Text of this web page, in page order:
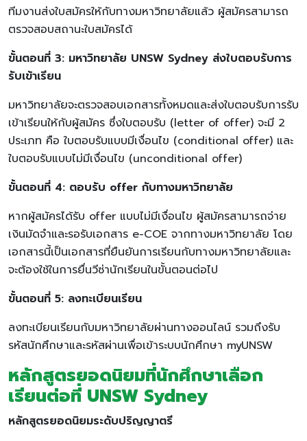
ทีมงานส่งใบสมัครให้กับทางมหาวิทยาลัยแล้ว ผู้สมัครสามารถ
ตรวจสอบสถานะใบสมัครได้
ขั้นตอนที่ 3: มหาวิทยาลัย UNSW Sydney ส่งใบตอบรับการ
รับเข้าเรียน
มหาวิทยาลัยจะตรวจสอบเอกสารทั้งหมดและส่งใบตอบรับการรับ
เข้าเรียนให้กับผู้สมัคร ซึ่งใบตอบรับ (letter of offer) จะมี 2
ประเภท คือ ใบตอบรับแบบมีเงื่อนไข (conditional offer) และ
ใบตอบรับแบบไม่มีเงื่อนไข (unconditional offer)
ขั้นตอนที่ 4: ตอบรับ offer กับทางมหาวิทยาลัย
หากผู้สมัครได้รับ offer แบบไม่มีเงื่อนไข ผู้สมัครสามารถจ่าย
เงินมัดจำและรอรับเอกสาร e-COE จากทางมหาวิทยาลัย โดย
เอกสารนี้เป็นเอกสารที่ยืนยันการเรียนกับทางมหาวิทยาลัยและ
จะต้องใช้ในการยื่นวีซ่านักเรียนในขั้นตอนต่อไป
ขั้นตอนที่ 5: ลงทะเบียนเรียน
ลงทะเบียนเรียนกับมหาวิทยาลัยผ่านทางออนไลน์ รวมถึงรับ
รหัสนักศึกษาและรหัสผ่านเพื่อเข้าระบบนักศึกษา myUNSW
หลักสูตรยอดนิยมที่นักศึกษาเลือก
เรียนต่อที่ UNSW Sydney
หลักสูตรยอดนิยมระดับปริญญาตรี